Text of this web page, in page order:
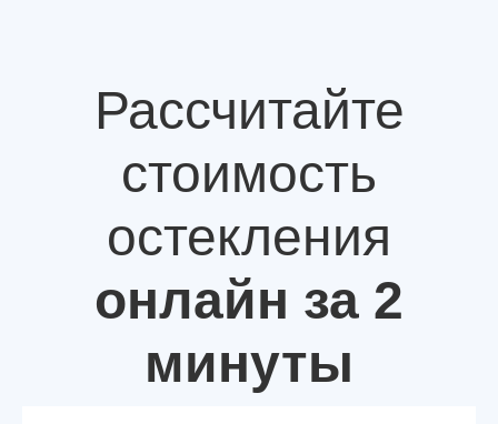
Рассчитайте
стоимость
остекления
онлайн за 2
минуты